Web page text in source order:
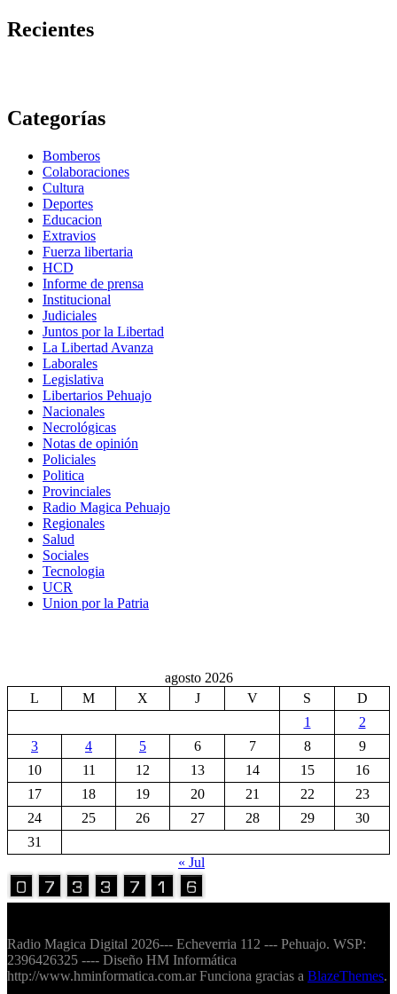
Recientes
Categorías
Bomberos
Colaboraciones
Cultura
Deportes
Educacion
Extravios
Fuerza libertaria
HCD
Informe de prensa
Institucional
Judiciales
Juntos por la Libertad
La Libertad Avanza
Laborales
Legislativa
Libertarios Pehuajo
Nacionales
Necrológicas
Notas de opinión
Policiales
Politica
Provinciales
Radio Magica Pehuajo
Regionales
Salud
Sociales
Tecnologia
UCR
Union por la Patria
agosto 2026
L
M X J V S
D
1
2
3
4 5 6 7 8
9
10
11 12 13 14 15
16
17
18 19 20 21 22
23
24
25 26 27 28 29
30
31
« Jul
Radio Magica Digital 2026--- Echeverria 112 --- Pehuajo. WSP:
2396426325 ---- Diseño HM Informática
http://www.hminformatica.com.ar Funciona gracias a BlazeThemes.